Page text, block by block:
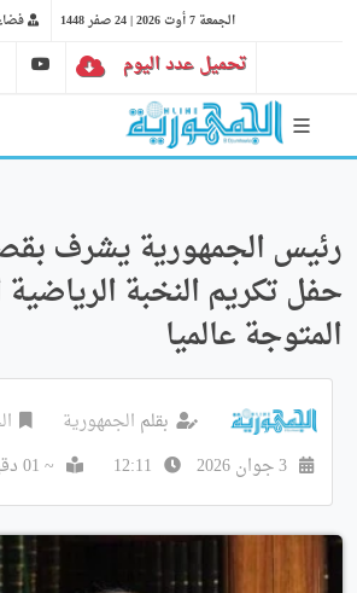
الجمعة 7 أوت 2026 | 24 صفر 1448
تحميل عدد اليوم
رئيس الجمهورية يشرف
حفل تكريم النخبة الرياضية
المتوجة عالميا
بقلم الجمهورية
~ 01 دقيقة